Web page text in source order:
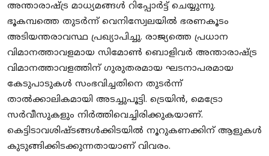
അന്താരാഷ്ട്ര മാധ്യമങ്ങൾ റിപ്പോർട്ട് ചെയ്യുന്നു. ​
ഭൂകമ്പത്തെ തുടർന്ന് വെനിസ്വേലയിൽ ഭരണകൂടം
അടിയന്തരാവസ്ഥ പ്രഖ്യാപിച്ചു. രാജ്യത്തെ പ്രധാന
വിമാനത്താവളമായ സിമോൺ ബൊളിവർ അന്താരാഷ്ട്ര
വിമാനത്താവളത്തിന് ഗുരുതരമായ ഘടനാപരമായ
കേടുപാടുകൾ സംഭവിച്ചതിനെ തുടർന്ന്
താൽക്കാലികമായി അടച്ചുപൂട്ടി. ട്രെയിൻ, മെട്രോ
സർവീസുകളും നിർത്തിവെച്ചിരിക്കുകയാണ്. ​
കെട്ടിടാവശിഷ്ടങ്ങൾക്കിടയിൽ നൂറുകണക്കിന് ആളുകൾ
കുടുങ്ങിക്കിടക്കുന്നതായാണ് വിവരം.